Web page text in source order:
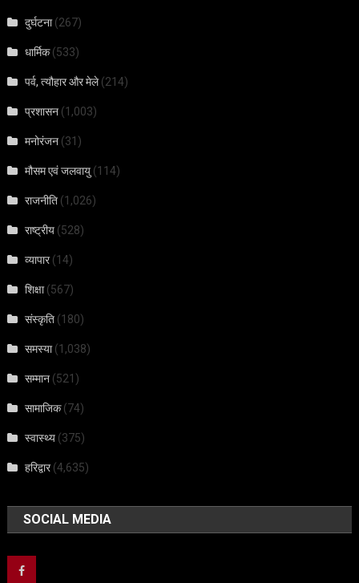
दुर्घटना(267)
धार्मिक(533)
पर्व, त्यौहार और मेले(214)
प्रशासन (1,003)
मनोरंजन (31)
मौसम एवं जलवायु (114)
राजनीति (1,026)
राष्ट्रीय (528)
व्यापार(14)
शिक्षा(567)
संस्कृति (180)
समस्या(1,038)
सम्मान (521)
सामाजिक(74)
स्वास्थ्य (375)
हरिद्वार(4,635)
SOCIAL MEDIA